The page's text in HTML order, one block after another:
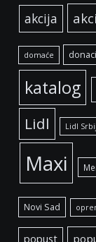
akcija
domaće
katalog
Lidl Lidl
Maxi
Novi Sad
popust